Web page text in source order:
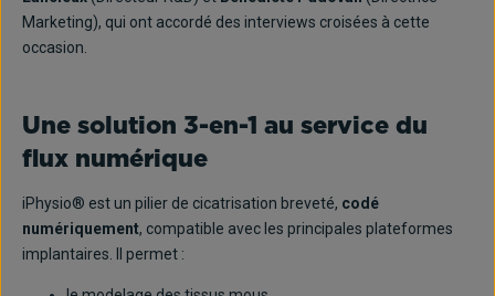
Marketing), qui ont accordé des interviews croisées à cette
occasion.
Une solution 3-en-1 au service du
flux numérique
iPhysio® est un pilier de cicatrisation breveté, codé
numériquement, compatible avec les principales plateformes
implantaires. Il permet :